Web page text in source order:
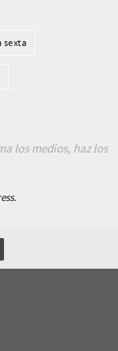
sexta
los medios, haz los